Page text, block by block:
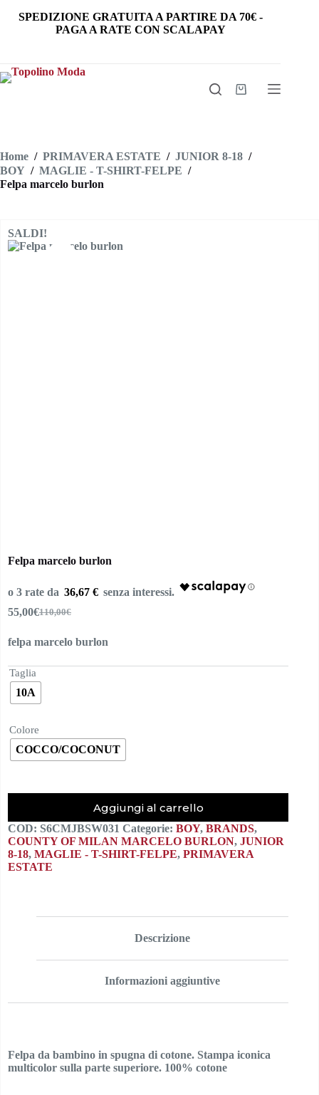
SPEDIZIONE GRATUITA A PARTIRE DA 70€ -
PAGA A RATE CON SCALAPAY
Carrello
Home / PRIMAVERA ESTATE / JUNIOR 8-18 /
BOY / MAGLIE - T-SHIRT-FELPE /
Felpa marcelo burlon
SALDI!
Felpa marcelo burlon
36,67 €
110,00€
Il
originale
110,00€.
55,00€Il
attuale
55,00€.
felpa marcelo burlon
Taglia
10A
Colore
COCCO/COCONUT
Aggiungi al carrello
COD: S6CMJBSW031 Categorie: BOY, BRANDS,
COUNTY OF MILAN MARCELO BURLON, JUNIOR
8-18, MAGLIE - T-SHIRT-FELPE, PRIMAVERA
ESTATE
Descrizione
Informazioni aggiuntive
Felpa da bambino in spugna di cotone. Stampa iconica
multicolor sulla parte superiore. 100% cotone